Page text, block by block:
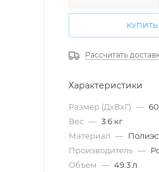
Рассчитать
Характеристики
Размер (ДхВхГ) — 60
Вес — 3.6 кг
Материал —
Производитель —
Объем — 49.3 л